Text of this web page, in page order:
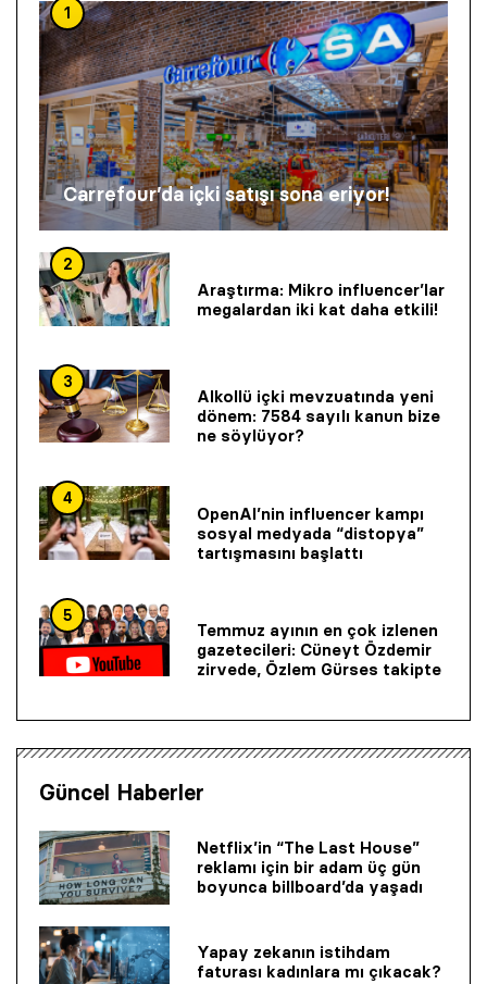
1
Carrefour’da içki satışı sona eriyor!
2
Araştırma: Mikro influencer’lar
megalardan iki kat daha etkili!
3
Alkollü içki mevzuatında yeni
dönem: 7584 sayılı kanun bize
ne söylüyor?
4
OpenAI’nin influencer kampı
sosyal medyada “distopya”
tartışmasını başlattı
5
Temmuz ayının en çok izlenen
gazetecileri: Cüneyt Özdemir
zirvede, Özlem Gürses takipte
Güncel Haberler
Netflix’in “The Last House”
reklamı için bir adam üç gün
boyunca billboard’da yaşadı
Yapay zekanın istihdam
faturası kadınlara mı çıkacak?